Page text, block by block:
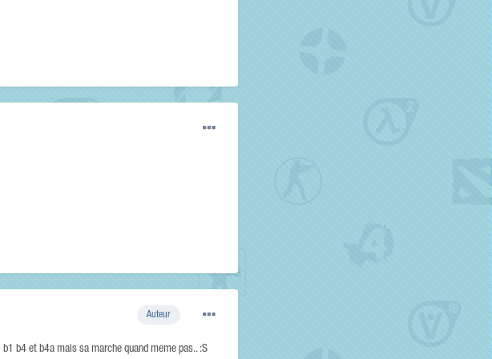
Auteur
b4 et b4a mais sa marche quand meme pas.. :S